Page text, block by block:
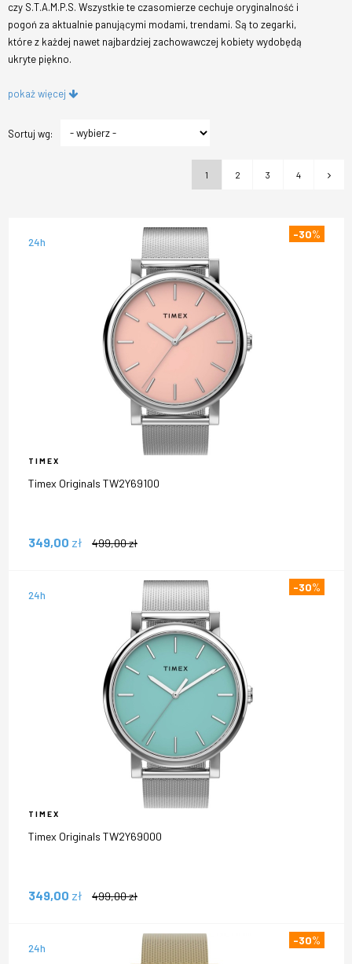
czy S.T.A.M.P.S. Wszystkie te czasomierze cechuje oryginalność i
pogoń za aktualnie panującymi modami, trendami. Są to zegarki,
które z każdej nawet najbardziej zachowawczej kobiety wydobędą
ukryte piękno.
pokaż więcej
Sortuj wg:
1 2 3 4
24h
-30%
TIMEX
Timex Originals TW2Y69100
349,00 zł 499,00zł
24h
-30%
TIMEX
Timex Originals TW2Y69000
349,00 zł 499,00zł
24h
-30%